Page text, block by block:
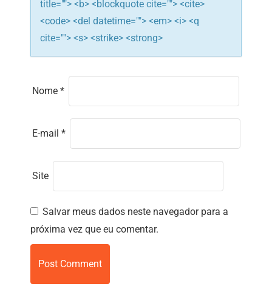
title=""> <b> <blockquote cite=""> <cite>
<code> <del datetime=""> <em> <i> <q
cite=""> <s> <strike> <strong>
Nome *
E-mail *
Site
Salvar meus dados neste navegador para a
próxima vez que eu comentar.